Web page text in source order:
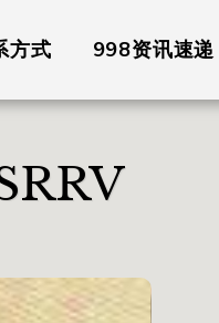
方式 998资讯速递